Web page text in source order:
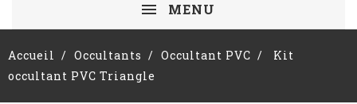
MENU
Accueil Occultants Occultant PVC
Kit
occultant PVC Triangle